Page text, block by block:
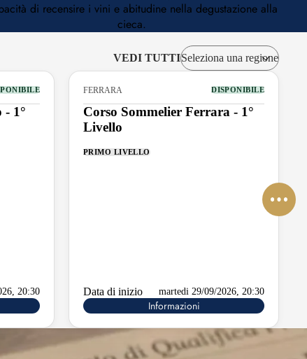
di recensire i vini e abitudine nella degustazione alla
cieca.
VEDI TUTTI
- 1°
20:30
FERRARA DISPONIBILE
Corso Sommelier Ferrara - 1°
Livello
PRIMO LIVELLO
Data di inizio martedi 29/09/2026, 20:30
Informazioni